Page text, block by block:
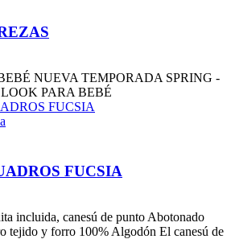
NUEVA TEMPORADA SPRING -
PARA BEBÉ
FUCSIA
incluida, canesú de punto Abotonado
tejido y forro 100% Algodón El canesú de